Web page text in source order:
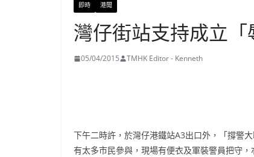
即時 港聞
灣仔街站支持成立
05/04/2015 TMHK Editor - Kenneth
下午二時許，於灣仔港鐵站A3出口外，「撐警
有太多市民參與，現場有便衣及軍裝警員把守